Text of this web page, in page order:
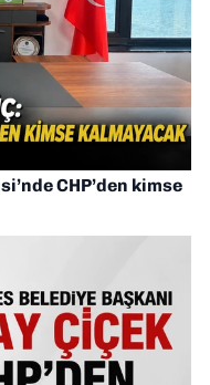
CHP’den kimse